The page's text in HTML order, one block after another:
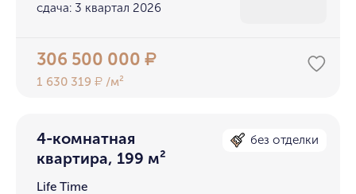
сдача: 3 квартал 2026
306 500 000₽
1 630 319₽ /м²
4-комнатная
квартира, 199 м²
без отделки
Life Time